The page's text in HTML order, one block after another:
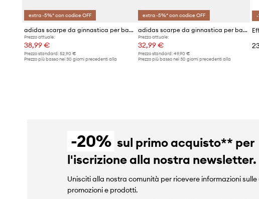
extra -5%* con codice OFF
adidas scarpe da ginnastica per bambini LIGHTORAMA RNR
Prezzo attuale:
38,99 €
Prezzo standard: 52,90 €
Prezzo più basso nei 30 giorni precedenti alla
extra -5%* con codice OFF
adidas scarpe da ginnastica per bambini GRAND COURT 00s
Prezzo attuale:
32,99 €
Prezzo standard:49,90 €
Prezzo più basso nei 30 giorni precedenti alla
-20% sul primo acquisto** per
l'iscrizione alla nostra newsletter.
Unisciti alla nostra comunità per ricevere informazioni sulle
promozioni e prodotti.